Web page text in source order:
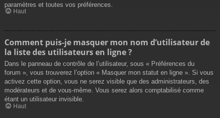
paramètres et toutes vos préférences.
Haut
Comment puis-je masquer mon nom d’utilisateur de
la liste des utilisateurs en ligne ?
Dans le panneau de contrôle de l’utilisateur, sous « Préférences du
forum », vous trouverez l’option « Masquer mon statut en ligne ». Si vous
activez cette option, vous ne serez visible que des administrateurs, des
modérateurs et de vous-même. Vous serez alors comptabilisé comme
étant un utilisateur invisible.
Haut